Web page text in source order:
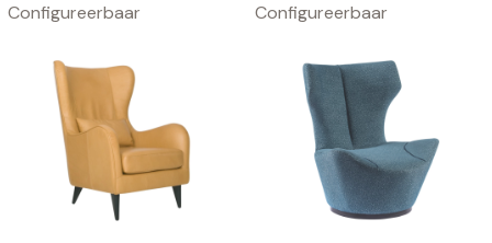
Configureerbaar Configureerbaar